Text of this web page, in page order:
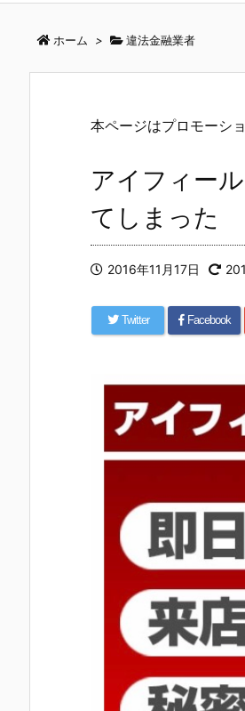
ホーム > 違法金融業者
本ページはプロモーシ
アイフィー
てしまった
2016年11月17日
Twitter Facebook